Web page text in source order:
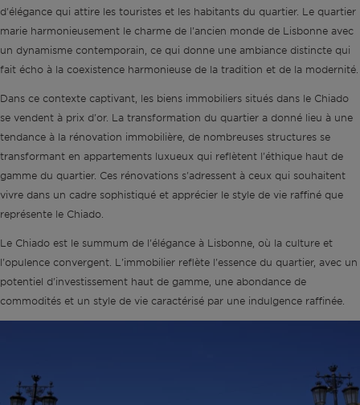
d'élégance qui attire les touristes et les habitants du quartier. Le quartier
marie harmonieusement le charme de l'ancien monde de Lisbonne avec
un dynamisme contemporain, ce qui donne une ambiance distincte qui
fait écho à la coexistence harmonieuse de la tradition et de la modernité.
Dans ce contexte captivant, les biens immobiliers situés dans le Chiado
se vendent à prix d'or. La transformation du quartier a donné lieu à une
tendance à la rénovation immobilière, de nombreuses structures se
transformant en appartements luxueux qui reflètent l'éthique haut de
gamme du quartier. Ces rénovations s'adressent à ceux qui souhaitent
vivre dans un cadre sophistiqué et apprécier le style de vie raffiné que
représente le Chiado.
Le Chiado est le summum de l'élégance à Lisbonne, où la culture et
l'opulence convergent. L'immobilier reflète l'essence du quartier, avec un
potentiel d'investissement haut de gamme, une abondance de
commodités et un style de vie caractérisé par une indulgence raffinée.